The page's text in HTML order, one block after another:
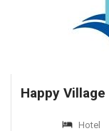
Happy Village
Hotel